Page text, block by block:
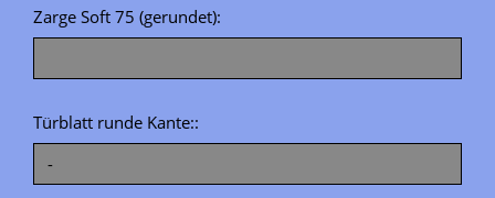
Zarge Soft 75 (gerundet):
Türblatt runde Kante::